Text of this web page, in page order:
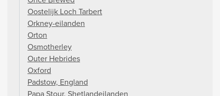
Oostelijk Loch Tarbert
Orkney-eilanden
Orton
Osmotherley
Outer Hebrides
Oxford
Padstow, England
Papa Stour, Shetlandeilanden